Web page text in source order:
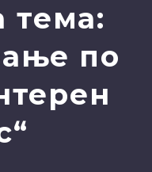
тема:
по